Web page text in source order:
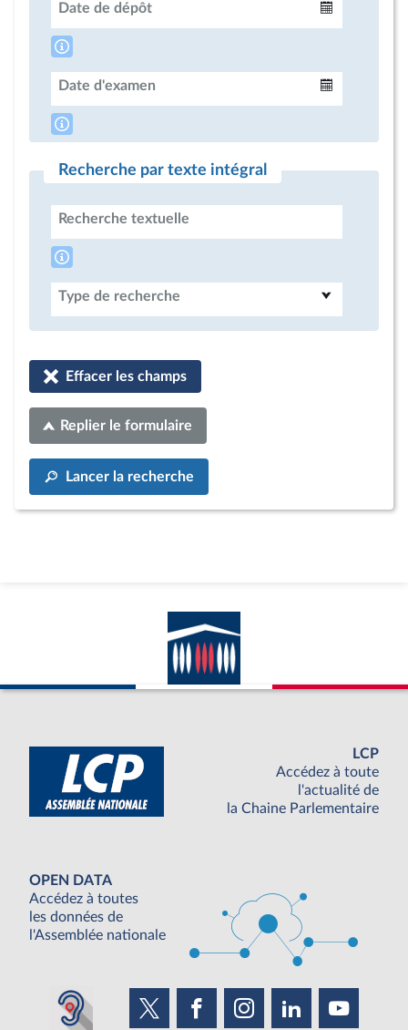
Date de dépôt
Date d'examen
Recherche par texte intégral
Recherche textuelle
Type de recherche
Effacer les champs
Replier le formulaire
Lancer la recherche
LCP
Accédez à toute
l'actualité de
la Chaine Parlementaire
OPEN DATA
Accédez à toutes
les données de
l'Assemblée nationale